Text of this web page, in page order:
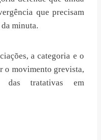
que precisam
minuta.
a categoria e o
o movimento grevista,
das tratativas em